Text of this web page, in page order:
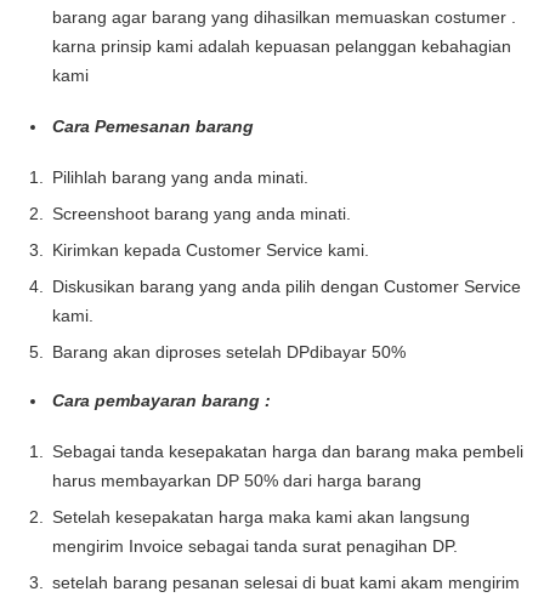
barang agar barang yang dihasilkan memuaskan costumer .
karna prinsip kami adalah kepuasan pelanggan kebahagian
kami
Cara Pemesanan barang
Pilihlah barang yang anda minati.
Screenshoot barang yang anda minati.
Kirimkan kepada Customer Service kami.
Diskusikan barang yang anda pilih dengan Customer Service
kami.
Barang akan diproses setelah DPdibayar 50%
Cara pembayaran barang :
Sebagai tanda kesepakatan harga dan barang maka pembeli
harus membayarkan DP 50% dari harga barang
Setelah kesepakatan harga maka kami akan langsung
mengirim Invoice sebagai tanda surat penagihan DP.
setelah barang pesanan selesai di buat kami akam mengirim